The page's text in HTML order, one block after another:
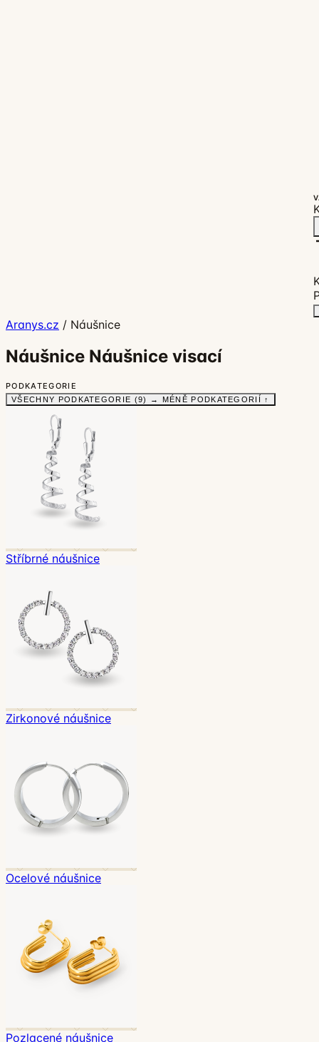
Aranys.cz / Náušnice
Náušnice Náušnice visací
PODKATEGORIE
VŠECHNY PODKATEGORIE (9) → MÉNĚ PODKATEGORIÍ ↑
Stříbrné náušnice
Zirkonové náušnice
Ocelové náušnice
Pozlacené náušnice